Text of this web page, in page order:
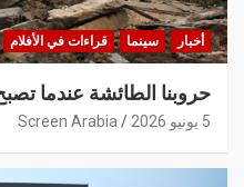
أخبار سينما قراءات في الأفلام
حروبنا الطائشة عندما
5 يونيو 2026 Screen Arabia